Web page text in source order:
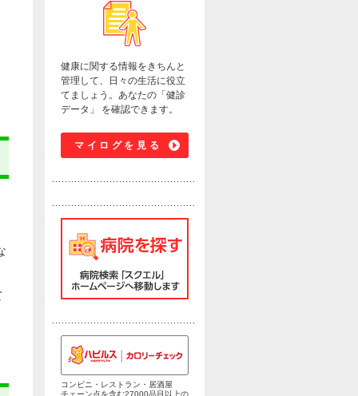
健康に関する情報をきちんと
管理して、日々の生活に役立
てましょう。あなたの「健診
データ」 を確認できます。
マイログを見る
コンビニ・レストラン・居酒屋
チェーン点を含む27000品目以上の